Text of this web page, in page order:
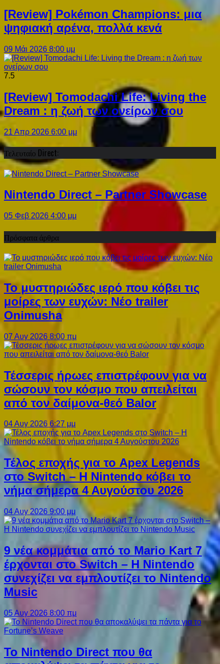
[Review] Pokémon Champions: μια
ψηφιακή αρένα, πολλά κενά
09 Μάι 2026 8:00 μμ
7.5
[Review] Tomodachi Life: Living the
Dream : η ζωή των ονείρων σου
21 Απρ 2026 6:00 μμ
Τελευταίο Direct:
Nintendo Direct – Partner Showcase
05 Φεβ 2026 4:00 μμ
Πρόσφατα άρθρα
Το μυστηριώδες ιερό που κόβει τις
μοίρες των ευχών: Νέο trailer
Onimusha
07 Αυγ 2026 8:00 πμ
Τέσσερις ήρωες επιστρέφουν για να
σώσουν τον κόσμο που απειλείται
από τον δαίμονα-θεό Balor
04 Αυγ 2026 6:27 μμ
Τέλος εποχής για το Apex Legends
στο Switch – Η Nintendo κόβει το
νήμα σήμερα 4 Αυγούστου 2026
04 Αυγ 2026 9:00 μμ
9 νέα κομμάτια από το Mario Kart 7
έρχονται στο Switch – Η Nintendo
συνεχίζει να εμπλουτίζει το Nintendo
Music
05 Αυγ 2026 8:00 πμ
Το Nintendo Direct που θα